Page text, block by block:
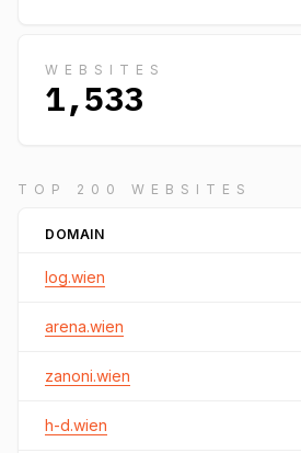
WEBSITES
1,533
TOP 200 WEBSITES
DOMAIN
log.wien
arena.wien
zanoni.wien
h-d.wien